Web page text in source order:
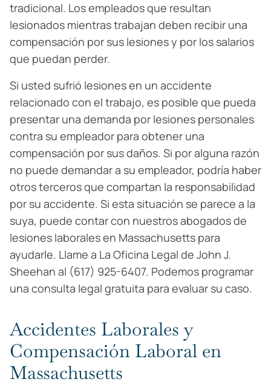
tradicional. Los empleados que resultan
lesionados mientras trabajan deben recibir una
compensación por sus lesiones y por los salarios
que puedan perder.
Si usted sufrió lesiones en un accidente
relacionado con el trabajo, es posible que pueda
presentar una demanda por lesiones personales
contra su empleador para obtener una
compensación por sus daños. Si por alguna razón
no puede demandar a su empleador, podría haber
otros terceros que compartan la responsabilidad
por su accidente. Si esta situación se parece a la
suya, puede contar con nuestros abogados de
lesiones laborales en Massachusetts para
ayudarle. Llame a La Oficina Legal de John J.
Sheehan al (617) 925-6407. Podemos programar
una consulta legal gratuita para evaluar su caso.
Accidentes Laborales y
Compensación Laboral en
Massachusetts